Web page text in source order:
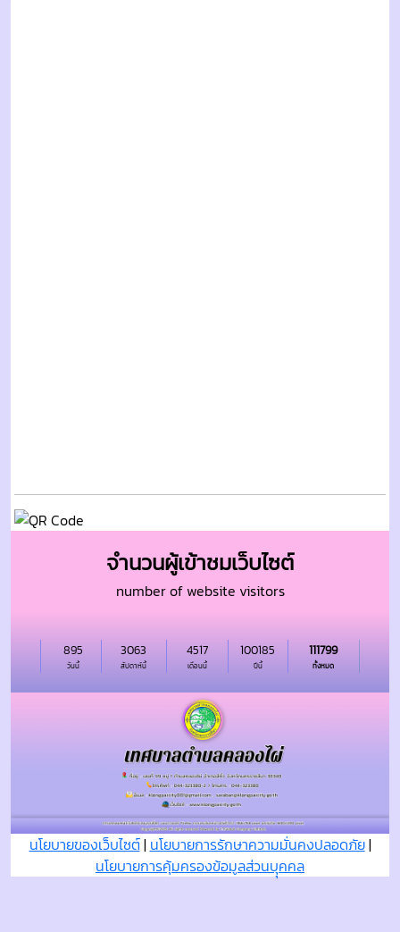
จำนวนผู้เข้าชมเว็บไซต์
number of website visitors
วันนี้
895
สัปดาห์นี้
3063
เดือนนี้
4517
ปีนี้
100185
ทั้งหมด
111799
นโยบายของเว็บไซต์| นโยบายการรักษาความมั่นคงปลอดภัย|
นโยบายการคุ้มครองข้อมูลส่วนบุุคคล